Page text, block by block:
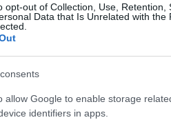
opt-out of Collection, Use, Retention,
Data that Is Unrelated with the
allow Google to enable storage
identifiers in apps.
típusa és előállítási
és vizet, valamint jelentősen
– az eco-